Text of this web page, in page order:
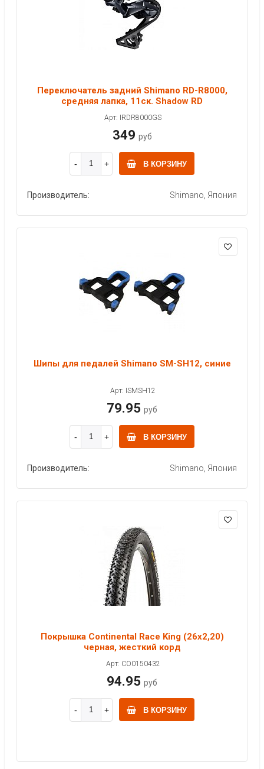
Переключатель задний Shimano RD-R8000,
средняя лапка, 11ск. Shadow RD
Арт: IRDR8000GS
349 руб
В КОРЗИНУ
Производитель: Shimano, Япония
Шипы для педалей Shimano SM-SH12, синие
Арт: ISMSH12
79.95 руб
В КОРЗИНУ
Производитель: Shimano, Япония
Покрышка Continental Race King (26x2,20)
черная, жесткий корд
Арт: CO0150432
94.95 руб
В КОРЗИНУ